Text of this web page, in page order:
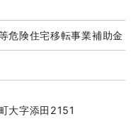
危険住宅移転事業補助金
大字添田2151